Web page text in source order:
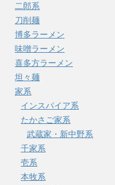
二郎系
刀削麺
博多ラーメン
味噌ラーメン
喜多方ラーメン
坦々麺
家系
インスパイア系
たかさご家系
武蔵家・新中野系
千家系
壱系
本牧系